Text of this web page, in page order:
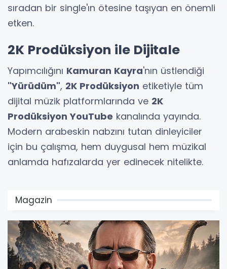
sıradan bir single'ın ötesine taşıyan en önemli
etken.
2K Prodüksiyon ile Dijitale
Yapımcılığını Kamuran Kayra'nın üstlendiği
"Yürüdüm", 2K Prodüksiyon etiketiyle tüm
dijital müzik platformlarında ve 2K
Prodüksiyon YouTube kanalında yayında.
Modern arabeskin nabzını tutan dinleyiciler
için bu çalışma, hem duygusal hem müzikal
anlamda hafızalarda yer edinecek nitelikte.
Magazin